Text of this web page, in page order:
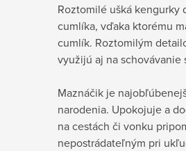
Roztomilé ušká
cumlíka, vďaka ktorému
cumlík. Roztomilým
využijú aj na
Maznáčik je
narodenia. Upokojuje a
na cestách či vonku
nepostrádateľným pri